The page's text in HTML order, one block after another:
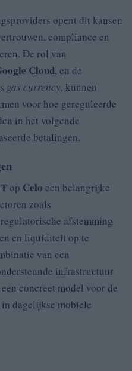
opent dit kansen
compliance en
De rol van
Cloud, en de
gas currency, kunnen
voor hoe gereguleerde
in het volgende
betalingen.
op Celo een belangrijke
zoals
afstemming
en liquiditeit op te
van een
infrastructuur
concreet model voor de
dagelijkse mobiele